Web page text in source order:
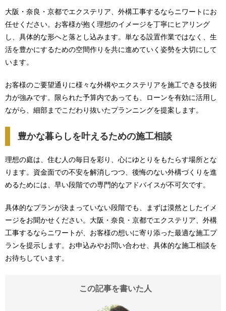
大阪・奈良・京都でエクステリア、外構工事するならニワートにお
任せください。お客様が抱く理想のイメージを丁寧にヒアリング
し、具体的な形へと落とし込みます。単なる設置作業ではなく、生
活を豊かにするための空間作りを共に進めていく姿勢を大切にして
います。
お客様のご要望通りに様々な外構やエクステリアを施工できる技術
力が強みです。限られた予算内であっても、ローンを有効に活用し
ながら、細部までこだわり抜いたプランニングを提案します。
豊かな暮らしを叶えるための施工相談
理想の庭は、住む人の毎日を彩り、心にゆとりをもたらす場所とな
ります。資金面での不安を解消しつつ、後悔のない外構づくりを進
めるためには、早い段階での専門的なアドバイスが不可欠です。
具体的なプランが決まっていない段階でも、まずは漠然としたイメ
ージをお聞かせください。大阪・奈良・京都でエクステリア、外構
工事するならニワートが、お客様の想いに寄り添った最適な施工プ
ランを提示します。お申込みやお問い合わせ、具体的な施工相談を
お待ちしています。
この記事を書いた人